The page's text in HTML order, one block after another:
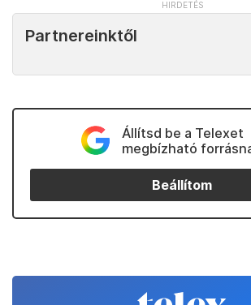
Partnereinktől
Állítsd be a Telexet
megbízható
Beállítom